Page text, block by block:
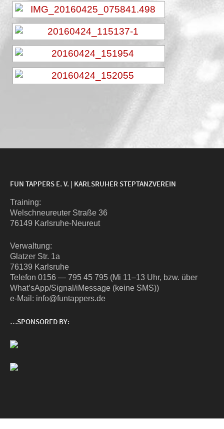
FUN TAPPERS E. V. | KARLSRUHER STEPTANZVEREIN
Trai­ning:
Wel­sch­neu­reu­ter Stra­ße 36
76149 Karlsruhe-Neureut
Ver­wal­tung:
Glat­zer Str. 1a
76139 Karlsruhe
Tele­fon 0156 — 795 45 795 (Mi 11–13 Uhr, bzw. über
What’sApp/Signal/iMessage (kei­ne SMS))
e‑Mail: info@funtappers.de
…SPONSORED BY: